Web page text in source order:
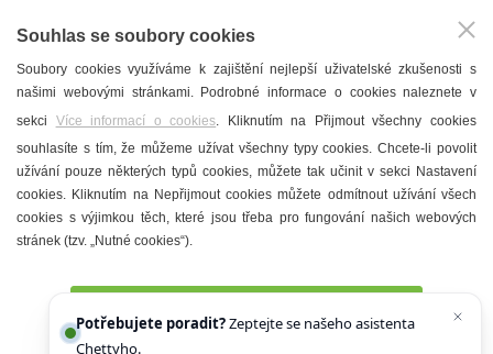
T. G. Masaryk
Mandloně
Ubytování
Restaurace
Městské muzeum a galerie
Denní meníčka
Souhlas se soubory cookies
Soubory cookies využíváme k zajištění nejlepší uživatelské zkušenosti s
našimi webovými stránkami. Podrobné informace o cookies naleznete v
sekci Více informací o cookies. Kliknutím na Přijmout všechny cookies
souhlasíte s tím, že můžeme užívat všechny typy cookies. Chcete-li povolit
užívání pouze některých typů cookies, můžete tak učinit v sekci Nastavení
cookies. Kliknutím na Nepřijmout cookies můžete odmítnout užívání všech
cookies s výjimkou těch, které jsou třeba pro fungování našich webových
stránek (tzv. „Nutné cookies“).
Potřebujete poradit?Zeptejte se našeho asistenta
Chettyho.